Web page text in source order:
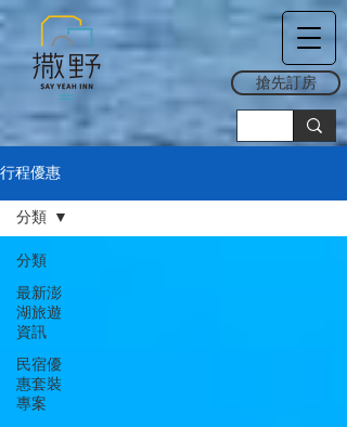
搶先訂房
行程優惠
分類
最新澎
湖旅遊
資訊
民宿優
惠套裝
專案
分類